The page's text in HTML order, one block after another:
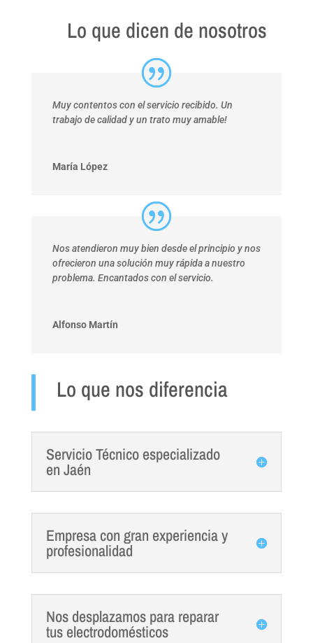
Lo que dicen de nosotros
Muy contentos con el servicio recibido. Un
trabajo de calidad y un trato muy amable!
María López
Nos atendieron muy bien desde el principio y nos
ofrecieron una solución muy rápida a nuestro
problema. Encantados con el servicio.
Alfonso Martín
Lo que nos diferencia
Servicio Técnico especializado
en Jaén
Empresa con gran experiencia y
profesionalidad
Nos desplazamos para reparar
tus electrodomésticos